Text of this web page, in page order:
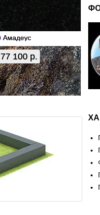
Амадеус
77 100 р.